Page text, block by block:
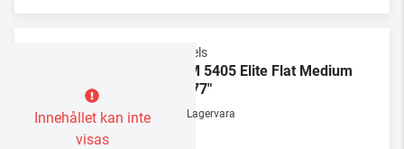
Innehållet kan inte
visas
Vogels
TVM 5405 Elite Flat Medium
32-77"
Lagervara